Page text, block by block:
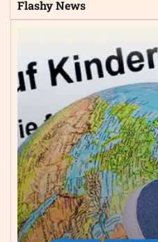
Flashy News